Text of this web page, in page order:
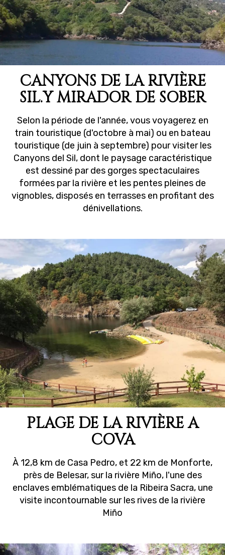
CANYONS DE LA RIVIÈRE
SIL.Y MIRADOR DE SOBER
Selon la période de l'année, vous voyagerez en
train touristique (d'octobre à mai) ou en bateau
touristique (de juin à septembre) pour visiter les
Canyons del Sil, dont le paysage caractéristique
est dessiné par des gorges spectaculaires
formées par la rivière et les pentes pleines de
vignobles, disposés en terrasses en profitant des
dénivellations.
PLAGE DE LA RIVIÈRE A
COVA
À 12,8 km de Casa Pedro, et 22 km de Monforte,
près de Belesar, sur la rivière Miño, l'une des
enclaves emblématiques de la Ribeira Sacra, une
visite incontournable sur les rives de la rivière
Miño